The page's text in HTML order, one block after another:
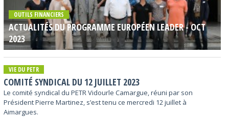
OUTILS FINANCIERS
ACTUALITÉS DU PROGRAMME EUROPÉEN LEADER - OCT
2023
VIE DU PETR
COMITÉ SYNDICAL DU 12 JUILLET 2023
Le comité syndical du PETR Vidourle Camargue, réuni par son
Président Pierre Martinez, s’est tenu ce mercredi 12 juillet à
Aimargues.